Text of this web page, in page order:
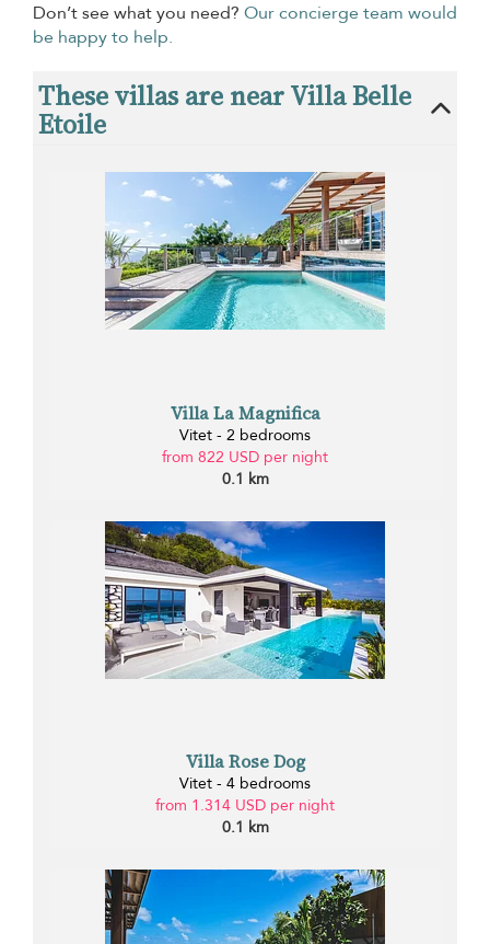
Don’t see what you need? Our concierge team would
be happy to help.
These villas are near Villa Belle
Etoile
Villa La Magnifica
Vitet - 2 bedrooms
from 822 USD per night
0.1 km
Villa Rose Dog
Vitet - 4 bedrooms
from 1.314 USD per night
0.1 km